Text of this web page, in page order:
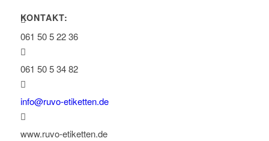
KONTAKT:
061 50 5 22 36
061 50 5 34 82
info@ruvo-etiketten.de
www.ruvo-etiketten.de